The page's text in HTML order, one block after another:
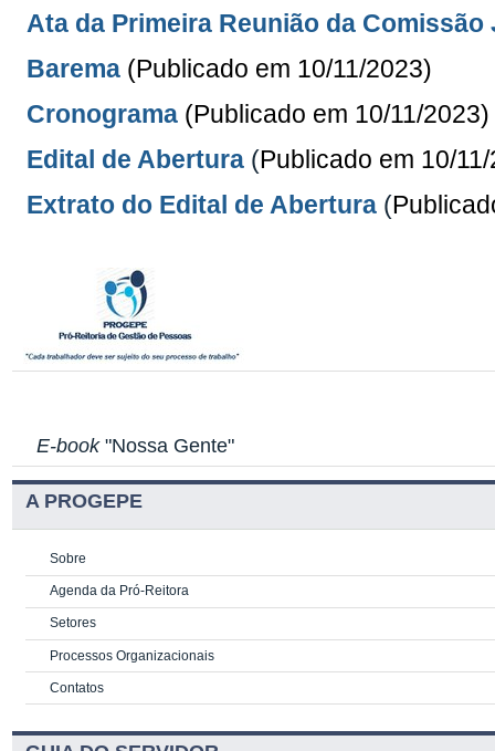
Ata da Primeira Reunião da Comissão
Barema (Publicado em 10/11/2023)
Cronograma (Publicado em 10/11/2023
Edital de Abertura (Publicado em 10/
Extrato do Edital de Abertura (
E-book"Nossa Gente"
A PROGEPE
Sobre
Agenda da Pró-Reitora
Setores
Processos Organizacionais
Contatos